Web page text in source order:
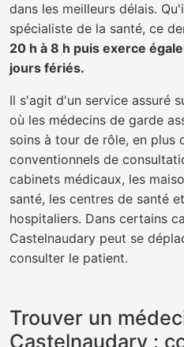
dans les meilleurs délais.
spécialiste de la santé, ce
20 h à 8 h puis exerce
jours fériés.
Il s'agit d'un service assuré
où les médecins de garde
soins à tour de rôle, en plus
conventionnels de
cabinets médicaux, les
santé, les centres de santé
hospitaliers. Dans certains
Castelnaudary peut se
consulter le patient.
Trouver un
Castelnaudary :